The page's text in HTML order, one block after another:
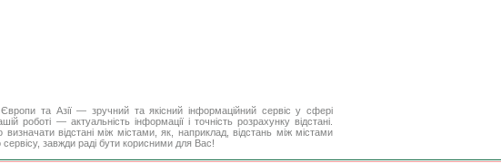
та Азії — зручний та якісний інформаційний сервіс у сфері
роботі — актуальність інформації і точність розрахунку відстані.
відстані між містами, як, наприклад, відстань між містами
завжди раді бути корисними для Вас!